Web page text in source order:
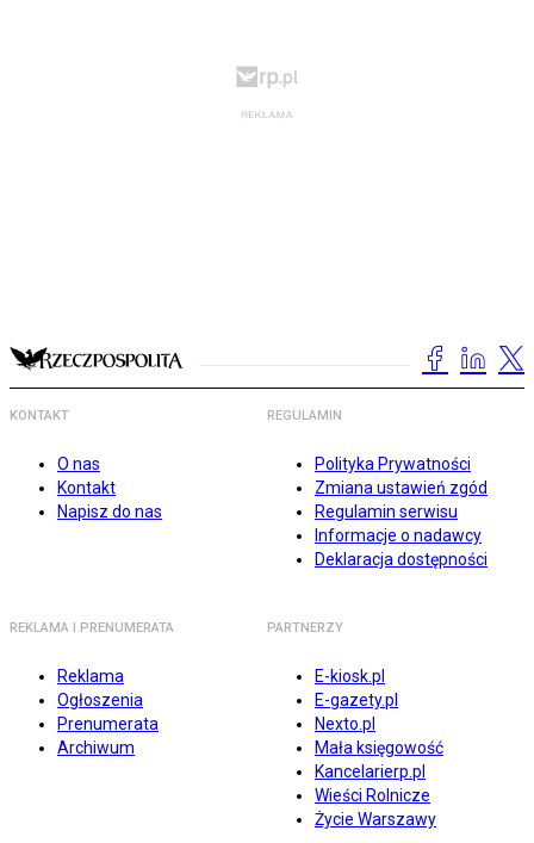
KONTAKT
O nas
Kontakt
Napisz do nas
REGULAMIN
Polityka Prywatności
Zmiana ustawień zgód
Regulamin serwisu
Informacje o nadawcy
Deklaracja dostępności
REKLAMA I PRENUMERATA
Reklama
Ogłoszenia
Prenumerata
Archiwum
PARTNERZY
E-kiosk.pl
E-gazety.pl
Nexto.pl
Mała księgowość
Kancelarierp.pl
Wieści Rolnicze
Życie Warszawy